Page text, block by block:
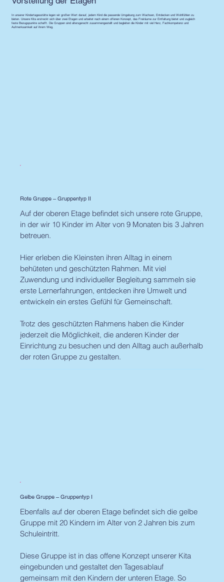
In unserer Kindertagesstätte legen wir großen Wert darauf, jedem Kind die passende Umgebung zum Wachsen, Entdecken und Wohlfühlen zu
bieten. Unsere Kita erstreckt sich über zwei Etagen und arbeitet nach einem offenen Konzept, das Freiräume zur Entfaltung bietet und zugleich
feste Bezugspunkte schafft. Die Gruppen sind altersgerecht zusammengestellt und begleiten die Kinder mit viel Herz, Fachkompetenz und
Aufmerksamkeit auf ihrem Weg.
Gelbe Gruppe – Gruppentyp I
Ebenfalls auf der oberen Etage befindet sich die gelbe
Gruppe mit 20 Kindern im Alter von 2 Jahren bis zum
Schuleintritt.
Diese Gruppe ist in das offene Konzept unserer Kita
eingebunden und gestaltet den Tagesablauf
gemeinsam mit den Kindern der unteren Etage. So
Rote Gruppe – Gruppentyp II
Auf der oberen Etage befindet sich unsere rote Gruppe,
in der wir 10 Kinder im Alter von 9 Monaten bis 3 Jahren
betreuen.
Hier erleben die Kleinsten ihren Alltag in einem
behüteten und geschützten Rahmen. Mit viel
Zuwendung und individueller Begleitung sammeln sie
erste Lernerfahrungen, entdecken ihre Umwelt und
entwickeln ein erstes Gefühl für Gemeinschaft.
Trotz des geschützten Rahmens haben die Kinder
jederzeit die Möglichkeit, die anderen Kinder der
Einrichtung zu besuchen und den Alltag auch außerhalb
der roten Gruppe zu gestalten.